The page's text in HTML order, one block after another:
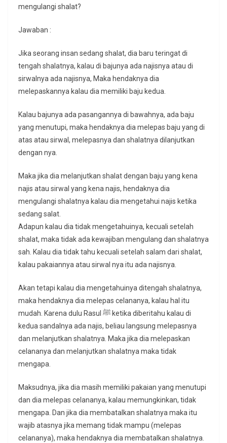
mengulangi shalat?
Jawaban :
Jika seorang insan sedang shalat, dia baru teringat di
tengah shalatnya, kalau di bajunya ada najisnya atau di
sirwalnya ada najisnya, Maka hendaknya dia
melepaskannya kalau dia memiliki baju kedua.
Kalau bajunya ada pasangannya di bawahnya, ada baju
yang menutupi, maka hendaknya dia melepas baju yang di
atas atau sirwal, melepasnya dan shalatnya dilanjutkan
dengan nya.
Maka jika dia melanjutkan shalat dengan baju yang kena
najis atau sirwal yang kena najis, hendaknya dia
mengulangi shalatnya kalau dia mengetahui najis ketika
sedang salat.
Adapun kalau dia tidak mengetahuinya, kecuali setelah
shalat, maka tidak ada kewajiban mengulang dan shalatnya
sah. Kalau dia tidak tahu kecuali setelah salam dari shalat,
kalau pakaiannya atau sirwal nya itu ada najisnya.
Akan tetapi kalau dia mengetahuinya ditengah shalatnya,
maka hendaknya dia melepas celananya, kalau hal itu
mudah. Karena dulu Rasul ﷺ ketika diberitahu kalau di
kedua sandalnya ada najis, beliau langsung melepasnya
dan melanjutkan shalatnya. Maka jika dia melepaskan
celananya dan melanjutkan shalatnya maka tidak
mengapa.
Maksudnya, jika dia masih memiliki pakaian yang menutupi
dan dia melepas celananya, kalau memungkinkan, tidak
mengapa. Dan jika dia membatalkan shalatnya maka itu
wajib atasnya jika memang tidak mampu (melepas
celananya), maka hendaknya dia membatalkan shalatnya.